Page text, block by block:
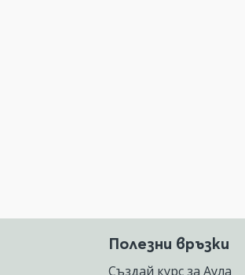
Полезни връзки
Създай курс за Аула